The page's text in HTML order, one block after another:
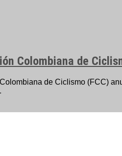
Colombiana de
de Ciclismo (FCC)